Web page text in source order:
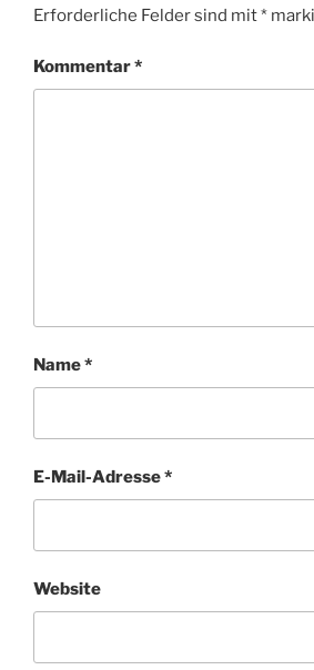
Erforderliche Felder sind mit*
Kommentar*
Name*
E-Mail-Adresse*
Website